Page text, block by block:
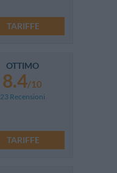
TARIFFE
OTTIMO
8.4/10
23 Recensioni
TARIFFE